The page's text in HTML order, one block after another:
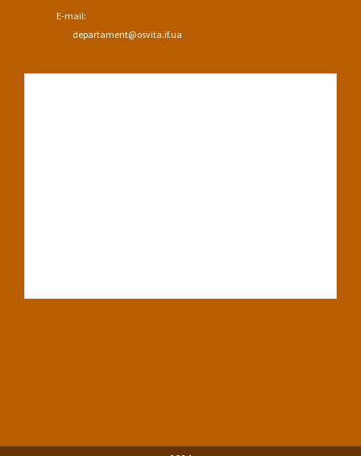
E-mail:
departament@osvita.if.ua